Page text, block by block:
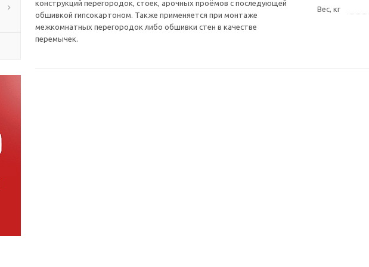
конструкций перегородок, стоек, арочных проёмов с последующей
обшивкой гипсокартоном. Также применяется при монтаже
межкомнатных перегородок либо обшивки стен в качестве
перемычек.
Вес, кг